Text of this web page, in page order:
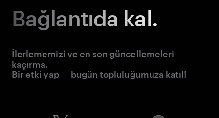
Bağlantıda kal.
İlerlememizi ve en son güncellemeleri
kaçırma.
Bir etki yap — bugün topluluğumuza katıl!